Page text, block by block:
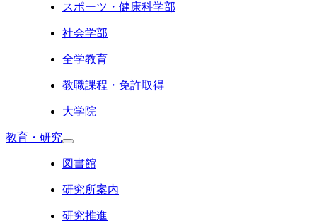
スポーツ・健康科学部
社会学部
全学教育
教職課程・免許取得
大学院
教育・研究
図書館
研究所案内
研究推進